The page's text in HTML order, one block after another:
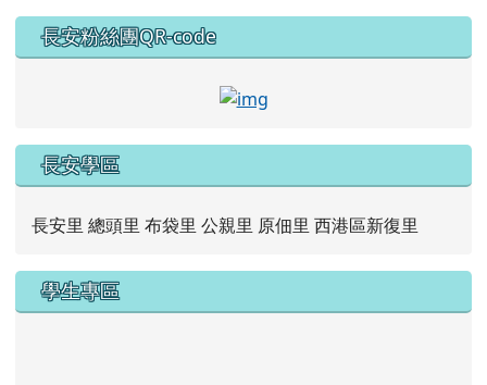
長安粉絲團QR-code
link to https://
長安學區
長安里 總頭里 布袋里 公親里 原佃里 西港區新復里
學生專區